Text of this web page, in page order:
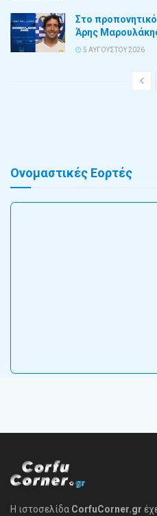
Στο
Άρης
5 ΑΥΓΟΎΣΤΟΥ 2026
Ονομαστικές Εορτές
Η ιστοσελίδα CorfuCorner.gr